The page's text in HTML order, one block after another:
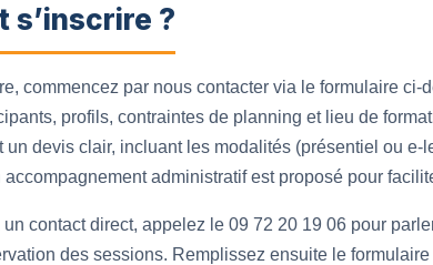
s’inscrire ?
commencez par nous contacter via le formulaire
profils, contraintes de planning et lieu de
un devis clair, incluant les modalités (présentiel ou
accompagnement administratif est proposé pour
contact direct, appelez le 09 72 20 19 06 pour
des sessions. Remplissez ensuite le